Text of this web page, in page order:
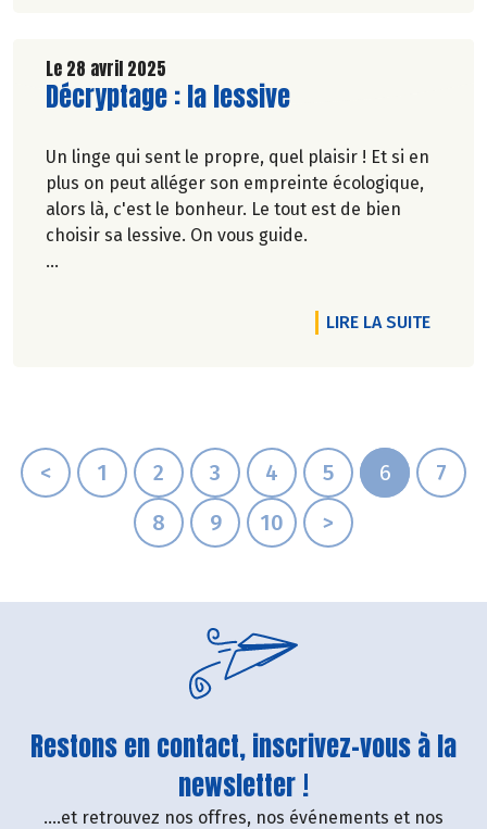
Découvrez celui de Mai 2025 !
Le 28 avril 2025
Lire la suite de l'article
Décryptage : la lessive
Un linge qui sent le propre, quel plaisir ! Et si en
plus on peut alléger son empreinte écologique,
alors là, c'est le bonheur. Le tout est de bien
choisir sa lessive. On vous guide.
LIRE LA SUITEDE
< 1 2 3 4 5 6
7
8
9 10 >
Restons en contact, inscrivez-vous à la
newsletter !
....et retrouvez nos offres, nos événements et nos